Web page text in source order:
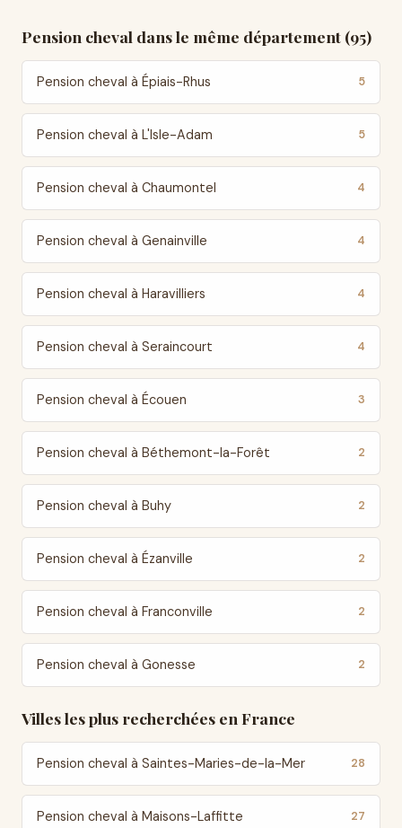
Pension cheval dans le même département (95)
Pension cheval à Épiais-Rhus 5
Pension cheval à L'Isle-Adam 5
Pension cheval à Chaumontel 4
Pension cheval à Genainville 4
Pension cheval à Haravilliers 4
Pension cheval à Seraincourt 4
Pension cheval à Écouen 3
Pension cheval à Béthemont-la-Forêt 2
Pension cheval à Buhy 2
Pension cheval à Ézanville 2
Pension cheval à Franconville 2
Pension cheval à Gonesse 2
Villes les plus recherchées en France
Pension cheval à Saintes-Maries-de-la-Mer 28
Pension cheval à Maisons-Laffitte 27